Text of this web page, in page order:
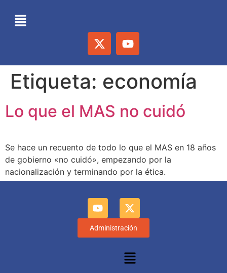
Etiqueta: economía
Lo que el MAS no cuidó
Se hace un recuento de todo lo que el MAS en 18 años
de gobierno «no cuidó», empezando por la
nacionalización y terminando por la ética.
Administración